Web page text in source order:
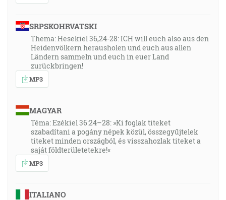
SRPSKOHRVATSKI
Thema: Hesekiel 36,24-28: ICH will euch also aus den
Heidenvölkern herausholen und euch aus allen
Ländern sammeln und euch in euer Land
zurückbringen!
MP3
MAGYAR
Téma: Ezékiel 36:24–28: »Ki foglak titeket
szabadítani a pogány népek közül, összegyűjtelek
titeket minden országból, és visszahozlak titeket a
saját földterületetekre!«
MP3
ITALIANO